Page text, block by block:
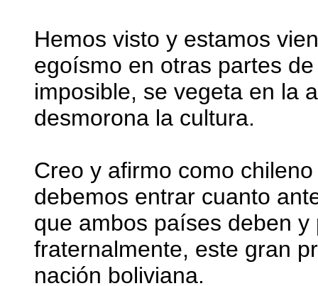
Hemos visto y estamos
egoísmo en otras partes
imposible, se vegeta en la
desmorona la cultura.
Creo y afirmo como
debemos entrar cuanto
que ambos países deben
fraternalmente, este gran
nación boliviana.